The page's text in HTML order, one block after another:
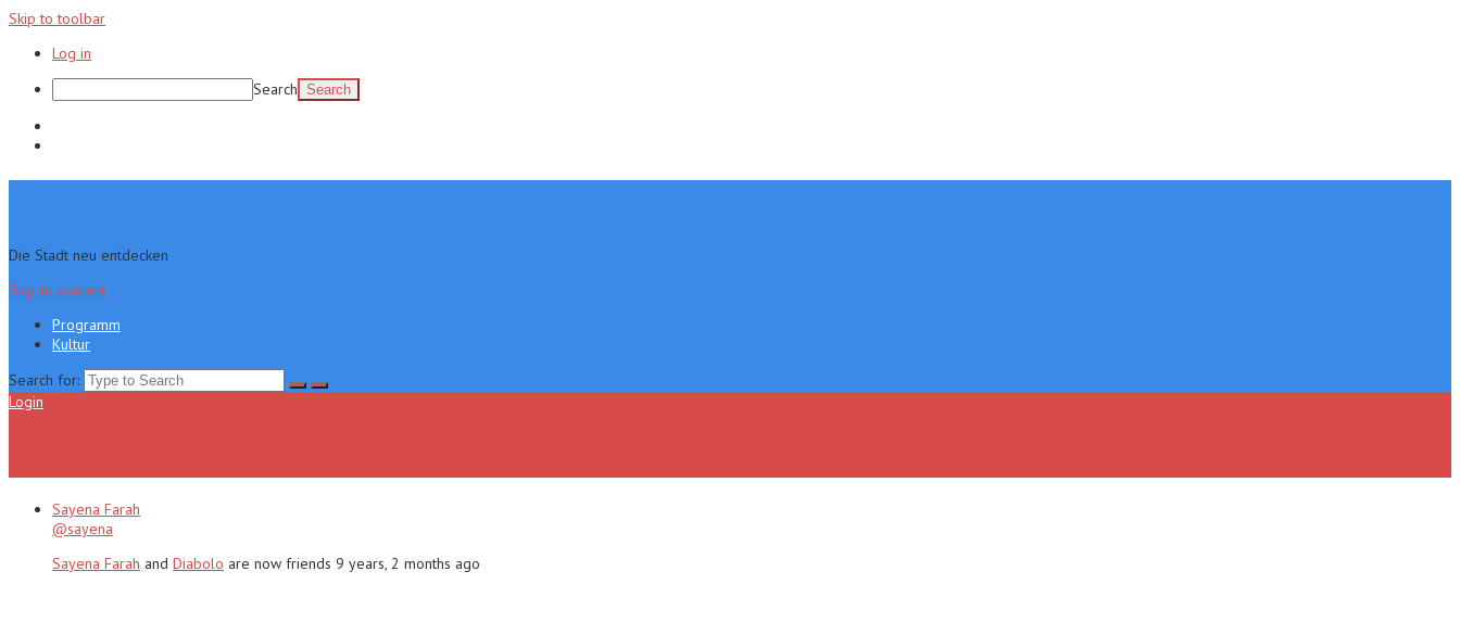
Skip to toolbar
Log in
Search
Die Stadt neu entdecken
Skip to content
Programm
Kultur
Search for:
Login
Sayena Farah
@sayena
Sayena Farah and Diabolo are now friends 9 years, 2 months ago